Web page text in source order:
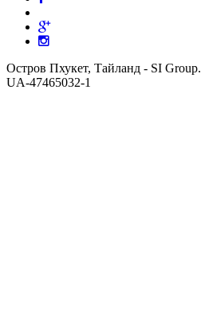
Остров Пхукет, Тайланд - SI Group.
UA-47465032-1